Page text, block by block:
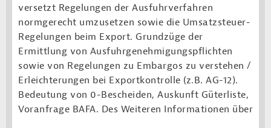
versetzt Regelungen der Ausfuhrverfahren
normgerecht umzusetzen sowie die Umsatzsteuer-
Regelungen beim Export. Grundzüge der
Ermittlung von Ausfuhrgenehmigungspflichten
sowie von Regelungen zu Embargos zu verstehen /
Erleichterungen bei Exportkontrolle (z.B. AG-12).
Bedeutung von 0-Bescheiden, Auskunft Güterliste,
Voranfrage BAFA. Des Weiteren Informationen über